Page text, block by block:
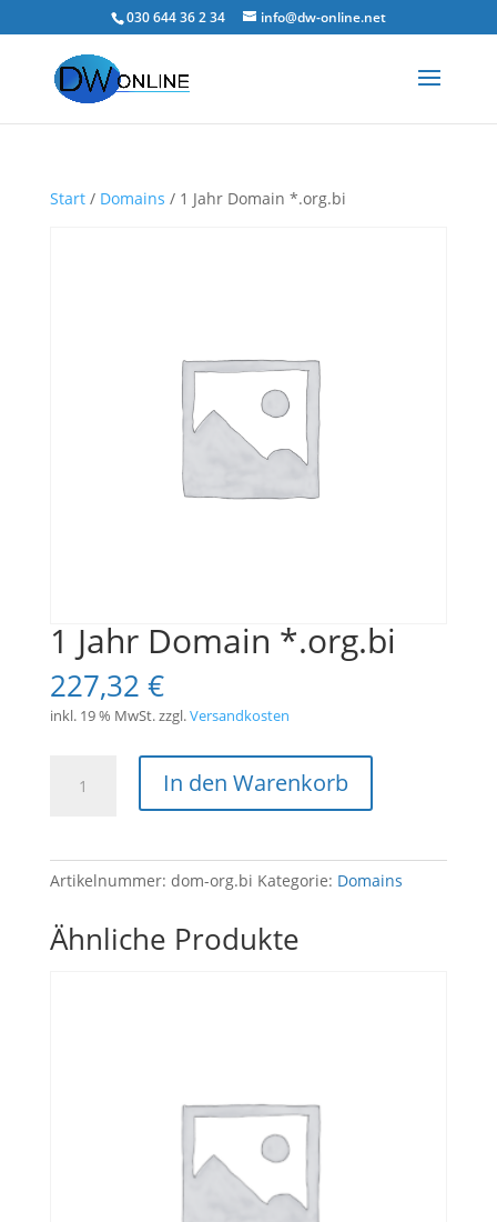
030 644 36 2 34 info@dw-online.net
Start/ Domains / 1 Jahr Domain *.org.bi
1 Jahr Domain *.org.bi
227,32 €
inkl. 19 % MwSt.zzgl.Versandkosten
Menge
In den Warenkorb
Artikelnummer: dom-org.bi Kategorie: Domains
Ähnliche Produkte